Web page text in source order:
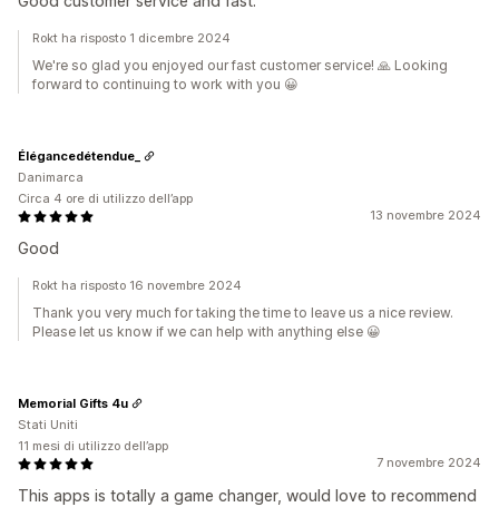
Rokt ha risposto 1 dicembre 2024
We're so glad you enjoyed our fast customer service! 🙏 Looking
forward to continuing to work with you 😀
13 novembre 2024
Good
Élégancedétendue_
Danimarca
Circa 4 ore di utilizzo dell’app
Rokt ha risposto 16 novembre 2024
Thank you very much for taking the time to leave us a nice review.
Please let us know if we can help with anything else 😀
7 novembre 2024
This apps is totally a game changer, would love to recommend
Memorial Gifts 4u
Stati Uniti
11 mesi di utilizzo dell’app